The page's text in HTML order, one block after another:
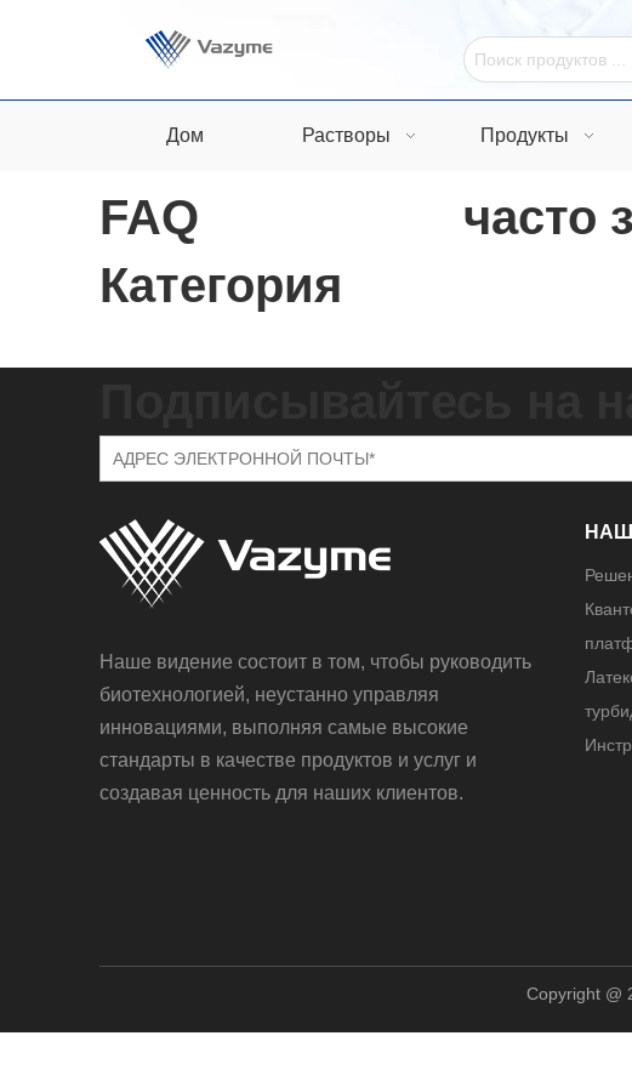
Дом Растворы Продукты
FAQ
Категория
часто
Наше видение состоит в том, чтобы руководить
биотехнологией, неустанно управляя
инновациями, выполняя самые высокие
стандарты в качестве продуктов и услуг и
создавая ценность для наших клиентов.
Copyright @